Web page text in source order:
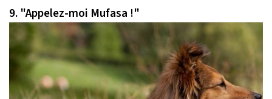
9. "Appelez-moi Mufasa !"